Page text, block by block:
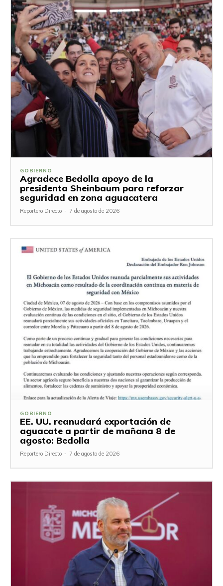
GOBIERNO
Agradece Bedolla apoyo de la
presidenta Sheinbaum para reforzar
seguridad en zona aguacatera
Reportero Directo - 7 de agosto de 2026
GOBIERNO
EE. UU. reanudará exportación de
aguacate a partir de mañana 8 de
agosto: Bedolla
Reportero Directo - 7 de agosto de 2026